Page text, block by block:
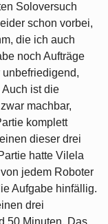
Soloversuch
schon vorbei,
die ich auch
noch Aufträge
ist die
machbar,
komplett
dieser drei
hatte Vilela
jedem Roboter
Aufgabe hinfällig.
drei